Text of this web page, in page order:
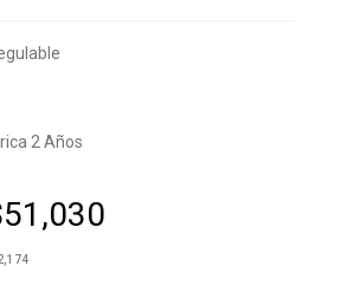
2 Años
51,030